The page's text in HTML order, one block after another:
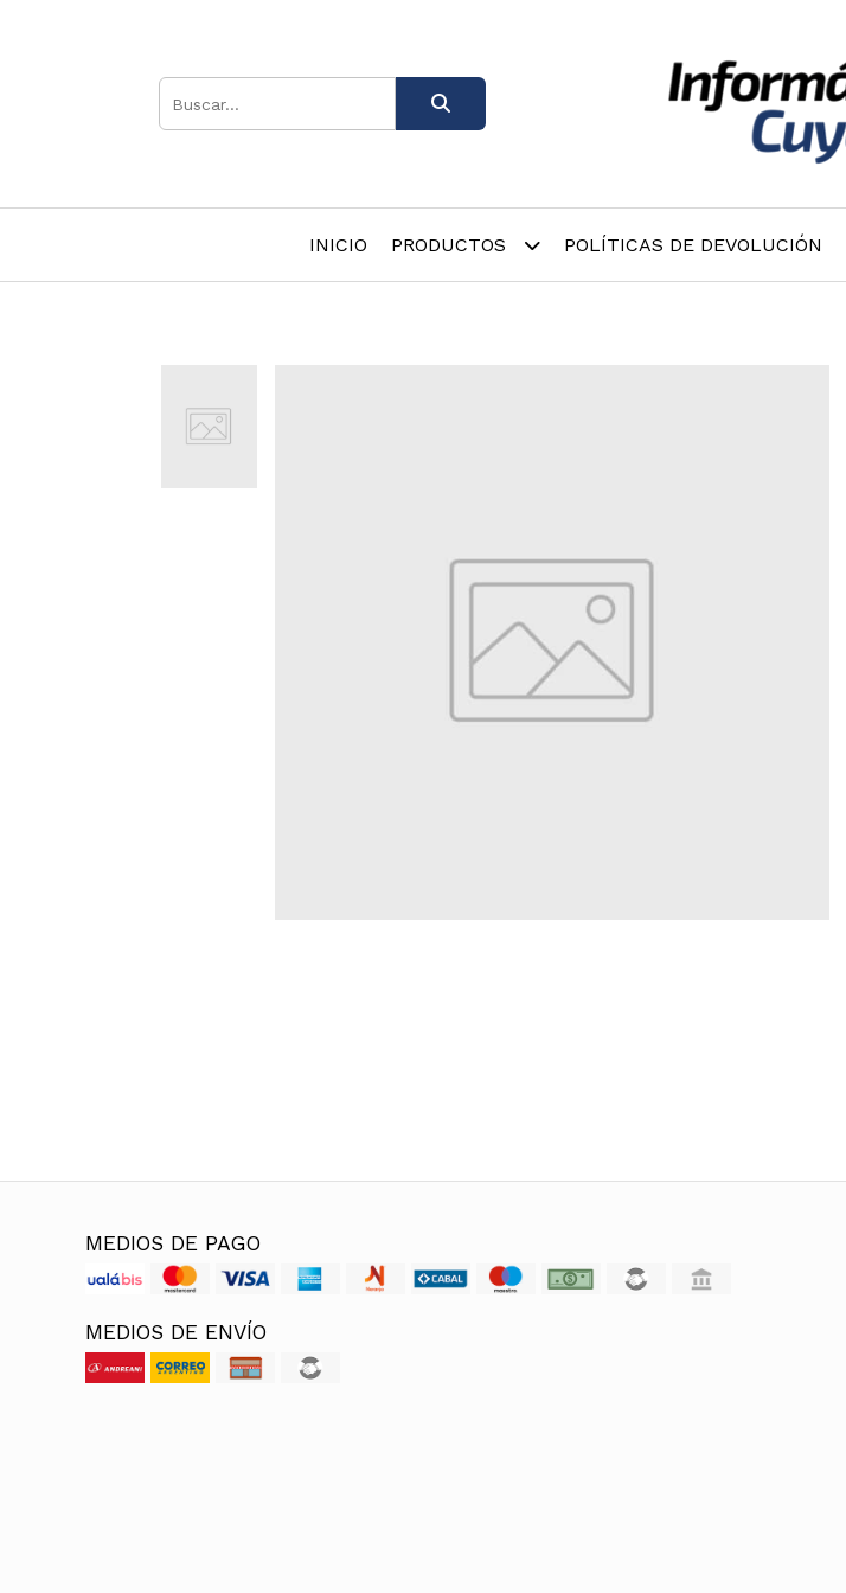
INICIO PRODUCTOS POLÍTICAS DE DEVOLUCIÓN
MEDIOS DE PAGO
MEDIOS DE ENVÍO